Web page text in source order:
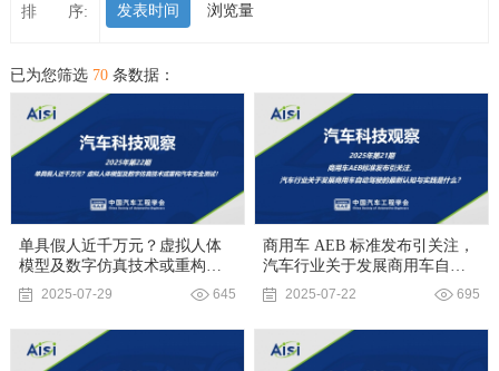
排 序: 发表时间 浏览量
已为您筛选 70条数据：
单具假人近千万元？虚拟人体
模型及数字仿真技术或重构汽
车安全测试！
2025-07-29 645
商用车 AEB 标准发布引关注，
汽车行业关于发展商用车自动
驾驶的最新认知与实践是什
么？
2025-07-22 695